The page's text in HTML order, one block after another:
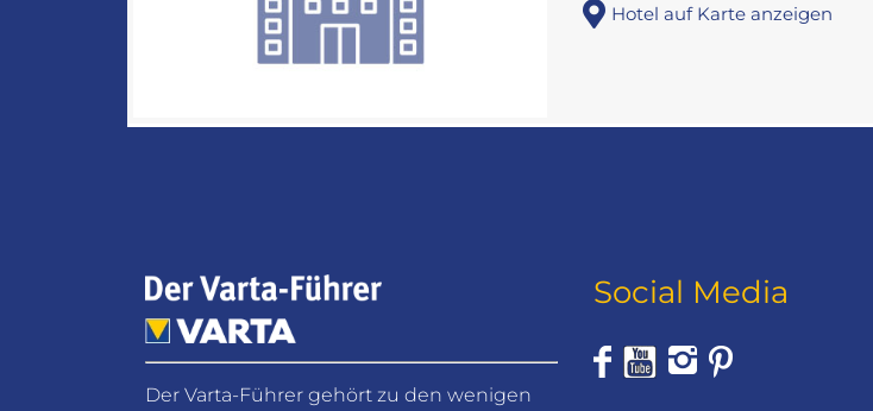
Hotel auf Karte anzeigen
Der Varta-Führer gehört zu den wenigen
Social Media